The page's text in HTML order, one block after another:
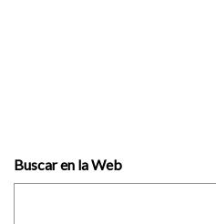
Buscar en la Web